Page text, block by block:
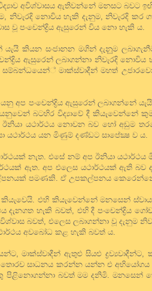
අවිශ්වාසය ඇතිවන්නේ මනසට බවට
නිවැරදි නොවිය හැකි දැනුම, නිවැරදි
වූ පංචෙන්ද්‍රිය ඇසුරෙන් විය නො හැකි ය.
කියන සංජානන මගින් දැනුූම
ඇසුරෙන් ලබාගන්නා නිවැරදි
සම්බන්ධයෙන්් මාක්ස්වාදීන් මහත්
අප පංචෙන්ද්‍රිය ඇසුරෙන් ලබාගන්නේ
යනුවෙන් බටහිර විද්‍යාවේ දී
ඊනියා යථාර්ථය නොවන බව හෝ අඩුම
යන මිණුම් දණ්ඩට සාපේක්‍ෂ ව ය.
නැත. එසේ නම් අප ඊනියා
ඇත. අප එලෙස යථාර්ථයක් ඇති
පමණකි. ඒ උපකල්පනය
එහි කියැවෙන්නේ මනසෙන්
දැනගත හැකි බවත්, එහි දී පංචෙන්ද්‍රිය
අවිශ්වාස බවත්, එලෙස ලබාගන්නා වූ
අවබෝධ කළ හැකි බවත් ය.
මාක්ස්වාදීන් ඇතුළු සියළු
සාධනය කරන්න යන්න එ
බවත් මම දනිමි. මනසෙන්